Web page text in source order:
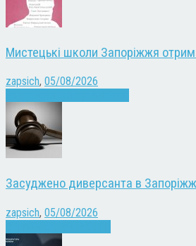
Мистецькі школи Запоріжжя
zapsich, 05/08/2026
Засуджено диверсанта в
zapsich, 05/08/2026